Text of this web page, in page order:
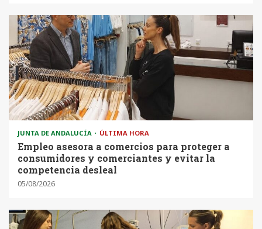
JUNTA DE ANDALUCÍA ÚLTIMA HORA
Empleo asesora a comercios para proteger a
consumidores y comerciantes y evitar la
competencia desleal
05/08/2026